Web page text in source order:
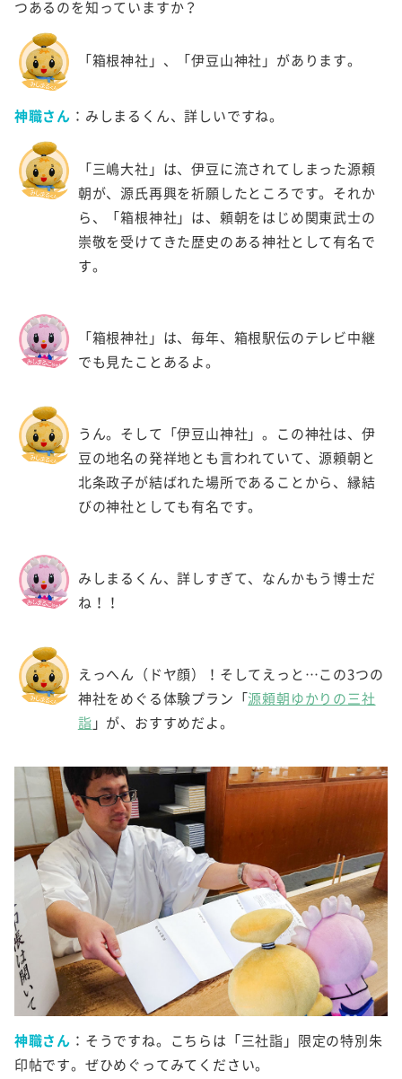
つあるのを知っていますか？
「箱根神社」、「伊豆山神社」があります。
神職さん ：みしまるくん、詳しいですね。
「三嶋大社」は、伊豆に流されてしまった源頼
朝が、源氏再興を祈願したところです。それか
ら、「箱根神社」は、頼朝をはじめ関東武士の
崇敬を受けてきた歴史のある神社として有名で
す。
「箱根神社」は、毎年、箱根駅伝のテレビ中継
でも見たことあるよ。
うん。そして「伊豆山神社」。この神社は、伊
豆の地名の発祥地とも言われていて、源頼朝と
北条政子が結ばれた場所であることから、縁結
びの神社としても有名です。
みしまるくん、詳しすぎて、なんかもう博士だ
ね！！
えっへん（ドヤ顔）！そしてえっと…この3つの
神社をめぐる体験プラン「源頼朝ゆかりの三社
詣 」が、おすすめだよ。
神職さん ：そうですね。こちらは「三社詣」限定の特別朱
印帖です。ぜひめぐってみてください。